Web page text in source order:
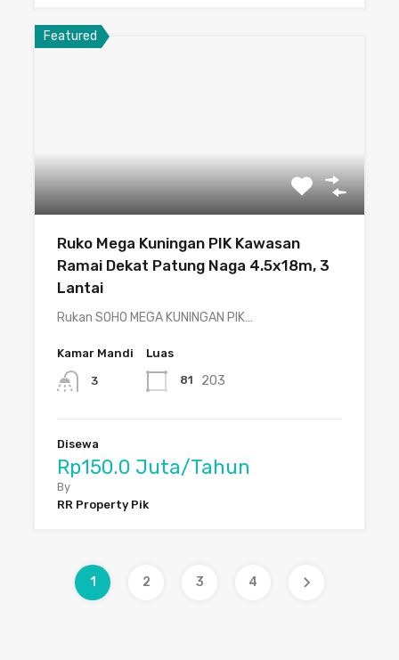
Featured
Ruko Mega Kuningan PIK Kawasan
Ramai Dekat Patung Naga 4.5x18m, 3
Lantai
Rukan SOHO MEGA KUNINGAN PIK…
Kamar Mandi
3
Luas
81 203
Disewa
Rp150.0 Juta/Tahun
By
RR Property Pik
1 2 3 4